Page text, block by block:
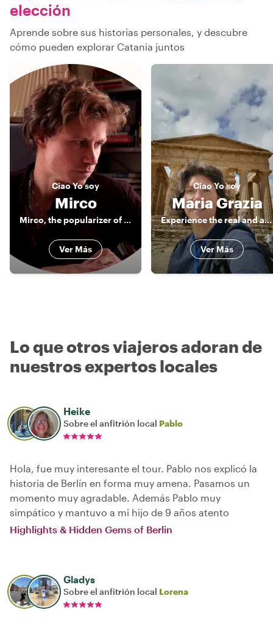
elección
Aprende sobre sus historias personales, y descubre
cómo pueden explorar Catania juntos
CiaoYo soy
Mirco
Mirco, the popularizer of sicilianity
Ver Más
CiaoYo soy
Maria Grazia
Experience the real and authentic Sicily
Ver Más
Lo que otros viajeros adoran de
nuestros expertos locales
Heike
Sobre el anfitrión local Pablo
Hola, fue muy interesante el tour. Pablo nos explicó la
historia de Berlín en forma muy amena. Pasamos un
momento muy agradable. Además Pablo muy
simpático y mantuvo a mi hijo de 9 años atento
Highlights & Hidden Gems of Berlin
Gladys
Sobre el anfitrión local Lorena